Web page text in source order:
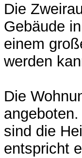
Die
Gebäude
einem
werden
Die
sind die
entspricht